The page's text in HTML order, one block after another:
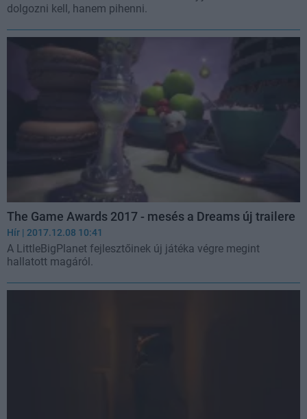
dolgozni kell, hanem pihenni.
The Game Awards 2017 - mesés a Dreams új trailere
Hír | 2017.12.08 10:41
A LittleBigPlanet fejlesztőinek új játéka végre megint
hallatott magáról.